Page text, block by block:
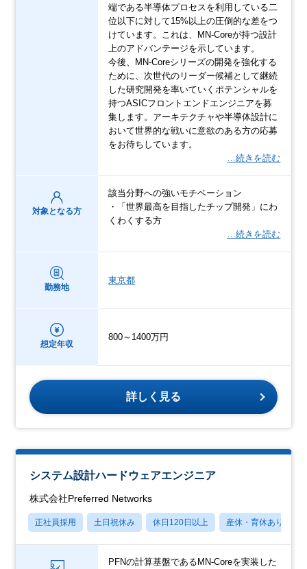
端である半導体プロセスを利用している二
位以下に対して15%以上の圧倒的な差をつ
けています。これは、MN-Coreが持つ設計
上のアドバンテージを示しています。
今後、MN-Coreシリーズの開発を強化する
ために、次世代のリーダー候補として継続
した研究開発を率いていくポテンシャルを
持つASICフロントエンドエンジニアを募
集します。アーキテクチャや半導体設計に
おいて世界的な戦いに意欲のある方の応募
をお待ちしています。
…続きを読む
対象となる方
該当分野への強いモチベーション
・「世界最高を目指したチップ開発」にわ
くわくする方
…続きを読む
勤務地
東京都
想定年収
800～1400万円
詳しく見る
システム設計ハードウェアエンジニア
株式会社Preferred Networks
正社員採用 土日祝休み 休日120日以上 産休・育休あり
PFNの計算基盤であるMN-Coreを実装した